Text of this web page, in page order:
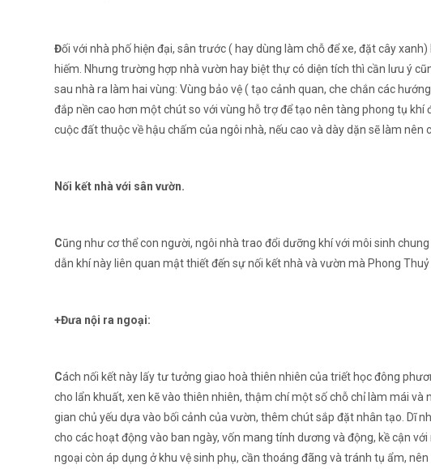
Đối với nhà phố hiện đại, sân trước ( hay dùng làm chỗ để xe, đặt cây
hiếm. Nhưng trường hợp nhà vườn hay biệt thự có diện tích thì cần lưu ý
sau nhà ra làm hai vùng: Vùng bảo vệ ( tạo cảnh quan, che chắn các
đắp nền cao hơn một chút so với vùng hỗ trợ để tạo nên tàng phong tụ
cuộc đất thuộc về hậu chấm của ngôi nhà, nếu cao và dày dặn sẽ làm
Nối kết nhà với sân vườn.
Cũng như cơ thể con người, ngôi nhà trao đổi dưỡng khí với môi sinh
dẫn khí này liên quan mật thiết đến sự nối kết nhà và vườn mà Phong
+Đưa nội ra ngoại:
Cách nối kết này lấy tư tưởng giao hoà thiên nhiên của triết học đông
cho lẩn khuất, xen kẽ vào thiên nhiên, thậm chí một số chỗ chỉ làm mái
gian chủ yếu dựa vào bối cảnh của vườn, thêm chút sắp đặt nhân tạo. Dĩ
cho các hoạt động vào ban ngày, vốn mang tính dương và động, kề cận
ngoại còn áp dụng ở khu vệ sinh phụ, cần thoáng đãng và tránh tụ ẩm,